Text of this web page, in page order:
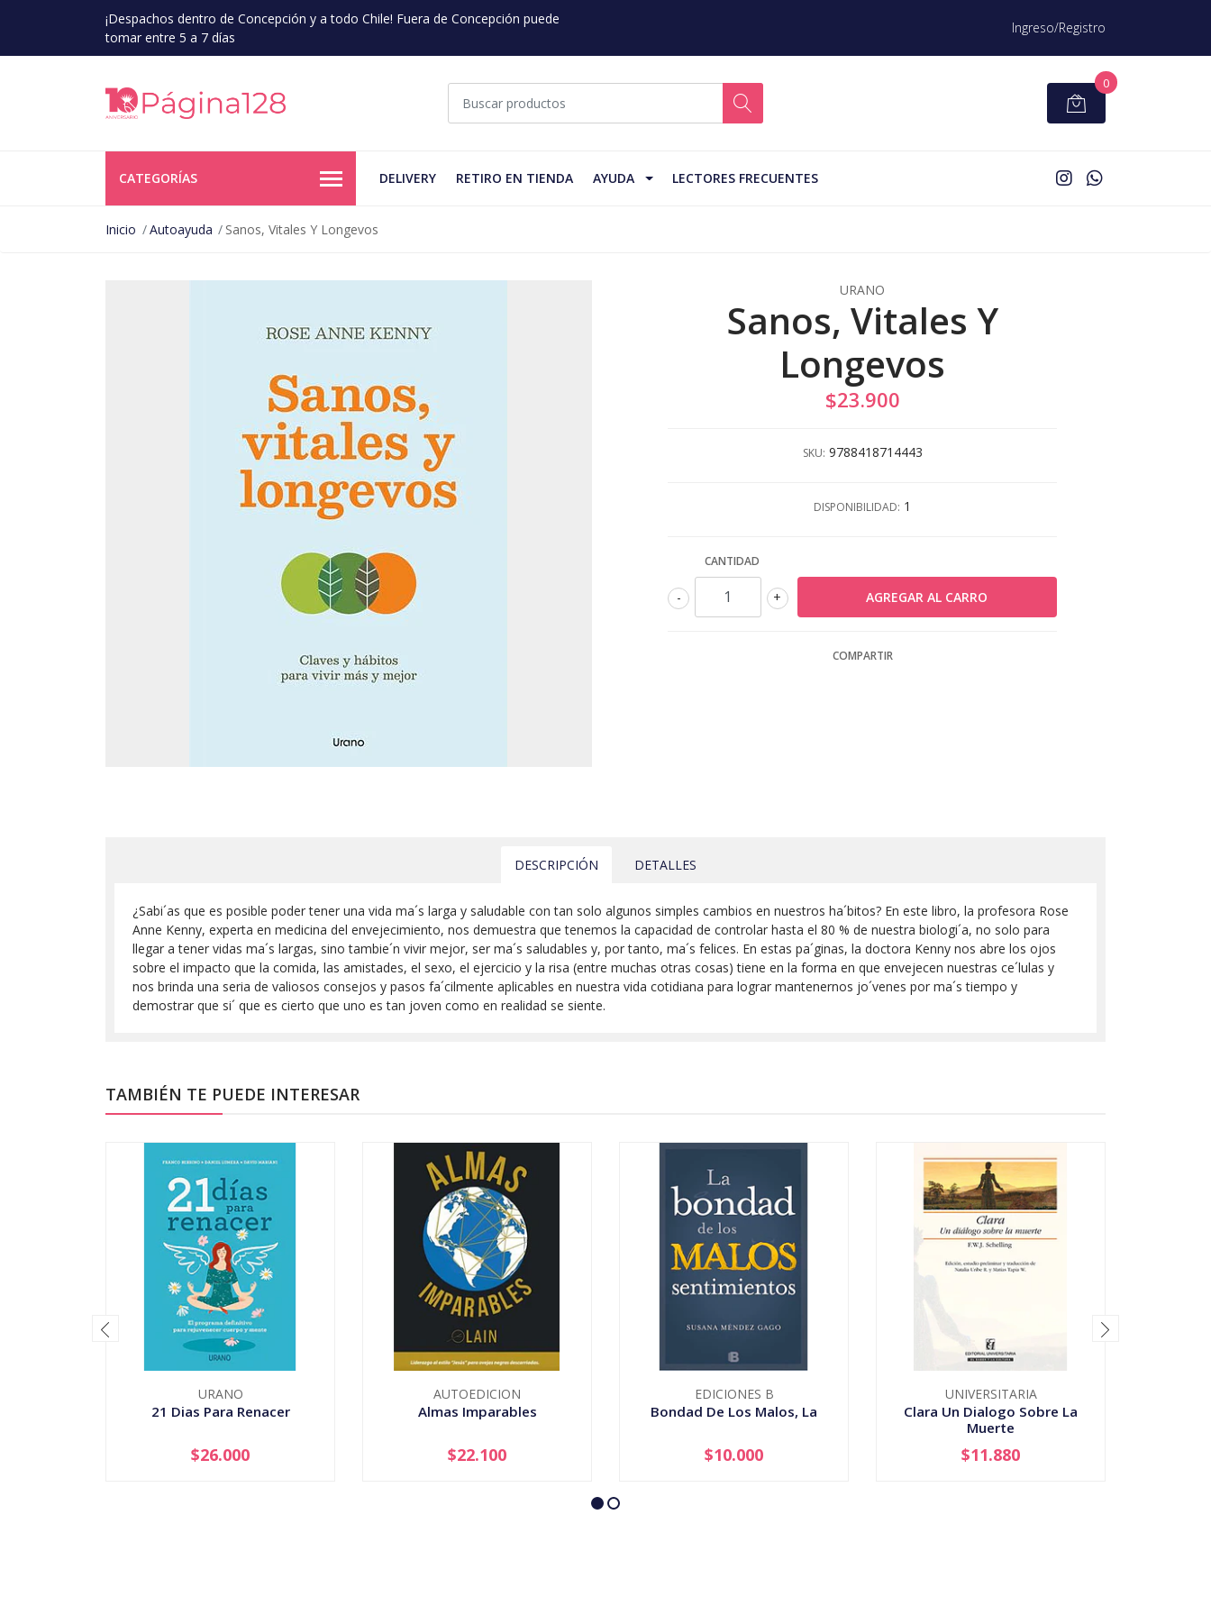
¡Despachos dentro de Concepción y a todo Chile! Fuera de Concepción puede
tomar entre 5 a 7 días
Ingreso/Registro
0
CATEGORÍAS DELIVERY RETIRO EN TIENDA AYUDA LECTORES FRECUENTES
Inicio Autoayuda Sanos, Vitales Y Longevos
URANO
Sanos, Vitales Y
Longevos
$23.900
SKU: 9788418714443
DISPONIBILIDAD: 1
CANTIDAD
+
-
COMPARTIR
DESCRIPCIÓN DETALLES
¿Sabi´as que es posible poder tener una vida ma´s larga y saludable con tan solo algunos simples cambios en nuestros ha´bitos? En este libro, la profesora Rose
Anne Kenny, experta en medicina del envejecimiento, nos demuestra que tenemos la capacidad de controlar hasta el 80 % de nuestra biologi´a, no solo para
llegar a tener vidas ma´s largas, sino tambie´n vivir mejor, ser ma´s saludables y, por tanto, ma´s felices. En estas pa´ginas, la doctora Kenny nos abre los ojos
sobre el impacto que la comida, las amistades, el sexo, el ejercicio y la risa (entre muchas otras cosas) tiene en la forma en que envejecen nuestras ce´lulas y
nos brinda una seria de valiosos consejos y pasos fa´cilmente aplicables en nuestra vida cotidiana para lograr mantenernos jo´venes por ma´s tiempo y
demostrar que si´ que es cierto que uno es tan joven como en realidad se siente.
TAMBIÉN TE PUEDE INTERESAR
URANO
21 Dias Para Renacer
+
$26.000
AUTOEDICION
Almas Imparables
+
$22.100
EDICIONES B
Bondad De Los Malos, La
+
$10.000
UNIVERSITARIA
Clara Un Dialogo Sobre La
Muerte
+
$11.880